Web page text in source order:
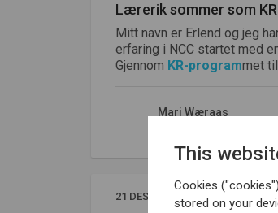
Lærerik sommer som
Mitt navn er Erlend og jeg
erfaring i NCC startet med
Gjennom KR-programmet
Mari Wæraas
21 DESEMBER, 2020 Student
This
Cookies
stored on your